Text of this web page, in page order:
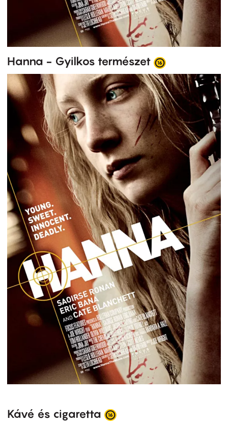
Hanna - Gyilkos természet
Kávé és cigaretta